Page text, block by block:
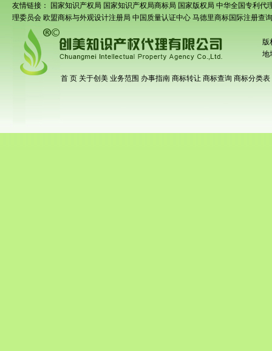
友情链接： 国家知识产权局 国家知识产权局商标局 国家版权局 中华全国专利代
理委员会 欧盟商标与外观设计注册局 中国质量认证中心 马德里商标国际注册查询
版
地
首 页 关于创美 业务范围 办事指南 商标转让 商标查询 商标分类表